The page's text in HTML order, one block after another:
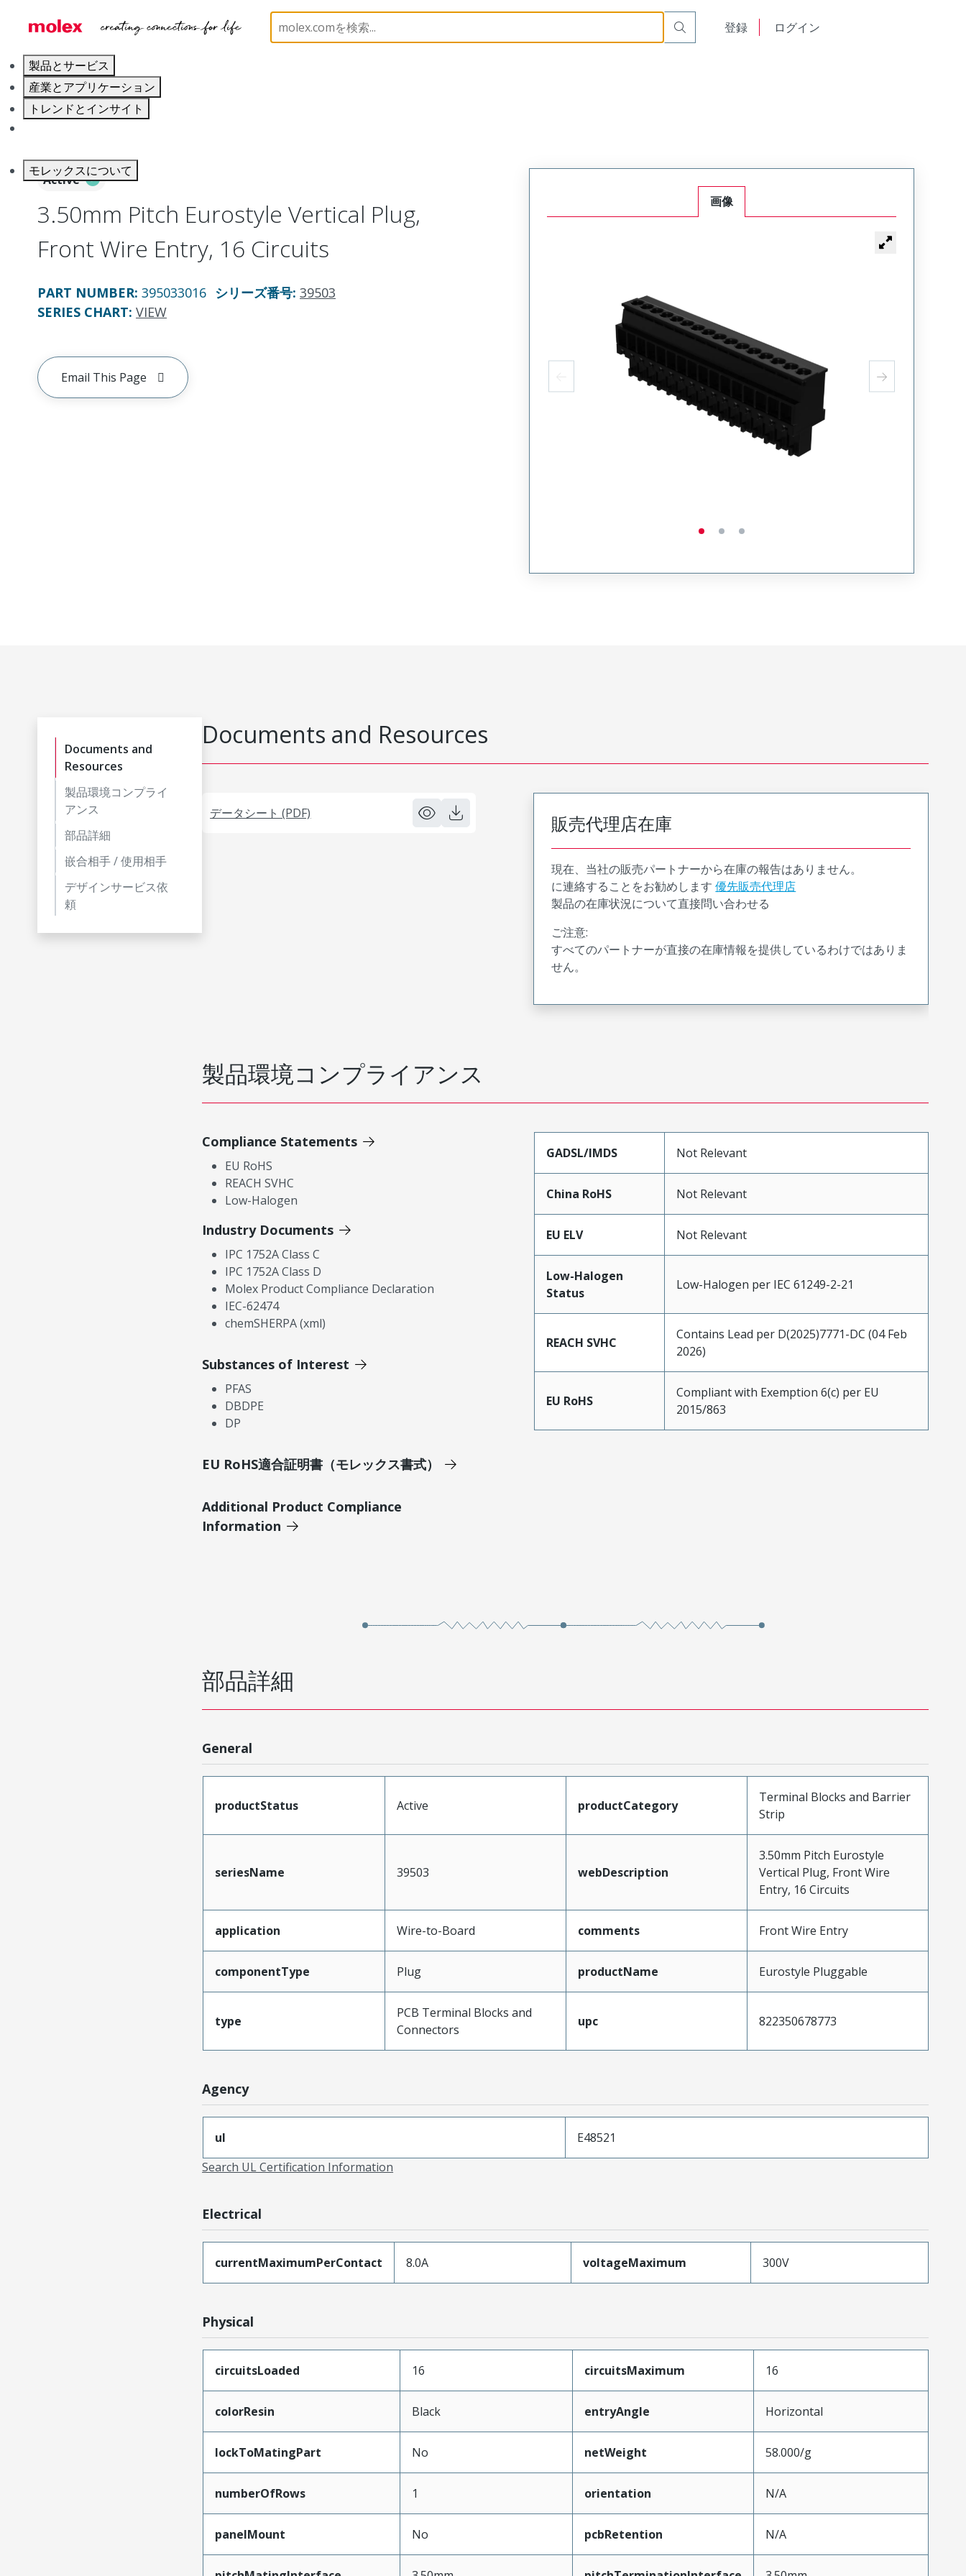
登録 ログイン
製品とサービス
産業とアプリケーション
トレンドとインサイト
モレックスについて
Terminal Blocks and Barrier Strip 39503 395033016
Active
3.50mm Pitch Eurostyle Vertical Plug,
Front Wire Entry, 16 Circuits
PART NUMBER: 395033016 シリーズ番号: 39503
SERIES CHART: VIEW
Email This Page
画像
Documents and
Resources
製品環境コンプライ
アンス
部品詳細
嵌合相手 / 使用相手
デザインサービス依
頼
Documents and Resources
データシート (PDF) 販売代理店在庫
現在、当社の販売パートナーから在庫の報告はありません。
に連絡することをお勧めします 優先販売代理店
製品の在庫状況について直接問い合わせる
ご注意:
すべてのパートナーが直接の在庫情報を提供しているわけではありま
せん。
製品環境コンプライアンス
Compliance Statements
EU RoHS
REACH SVHC
Low-Halogen
Industry Documents
IPC 1752A Class C
IPC 1752A Class D
Molex Product Compliance Declaration
IEC-62474
chemSHERPA (xml)
Substances of Interest
PFAS
DBDPE
DP
EU RoHS適合証明書（モレックス書式）
Additional Product Compliance
Information
GADSL/IMDS Not Relevant
China RoHS Not Relevant
EU ELV Not Relevant
Low-Halogen
Status
Low-Halogen per IEC 61249-2-21
REACH SVHC
Contains Lead per D(2025)7771-DC (04 Feb
2026)
EU RoHS
Compliant with Exemption 6(c) per EU
2015/863
部品詳細
General
productStatus Active productCategory
Terminal Blocks and Barrier
Strip
seriesName 39503 webDescription
3.50mm Pitch Eurostyle
Vertical Plug, Front Wire
Entry, 16 Circuits
application Wire-to-Board comments Front Wire Entry
componentType Plug productName Eurostyle Pluggable
type
PCB Terminal Blocks and
Connectors
upc 822350678773
Agency
ul
E48521
Search UL Certification Information
Electrical
currentMaximumPerContact 8.0A voltageMaximum 300V
Physical
circuitsLoaded 16 circuitsMaximum 16
colorResin Black entryAngle Horizontal
lockToMatingPart No netWeight 58.000/g
numberOfRows 1 orientation N/A
panelMount No pcbRetention N/A